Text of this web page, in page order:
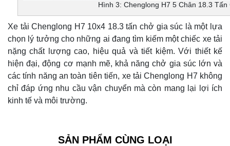
Hình 3: Chenglong H7 5 Chân 18.3 Tấn
Xe tải Chenglong H7 10x4 18.3 tấn chở gia súc là một lựa
chọn lý tưởng cho những ai đang tìm kiếm một chiếc xe tải
nặng chất lượng cao, hiệu quả và tiết kiệm. Với thiết kế
hiện đại, động cơ mạnh mẽ, khả năng chở gia súc lớn và
các tính năng an toàn tiên tiến, xe tải Chenglong H7 không
chỉ đáp ứng nhu cầu vận chuyển mà còn mang lại lợi ích
kinh tế và môi trường.
SẢN PHẨM CÙNG LOẠI